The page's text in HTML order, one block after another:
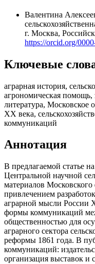
Валентина
г. Москва,
https://orcid.org/
Ключевые
аграрная история,
агрономическая помощь,
литература, Московское
XX века,
коммуникаций
Аннотация
В предлагаемой статье
Центральной научной
материалов Московского
привлечением
аграрной мысли России
формы коммуникаций
общественностью для
аграрного сектора
реформы 1861 года. В
коммуникаций:
организация выставок и